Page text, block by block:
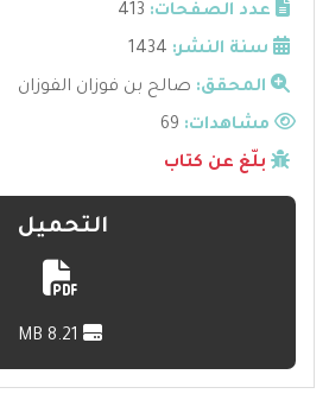
عدد الصفحات: 413
سنة النشر: 1434
المحقق: صالح بن فوزان الفوزان
مشاهدات:
بلّغ عن كتاب
التحميل